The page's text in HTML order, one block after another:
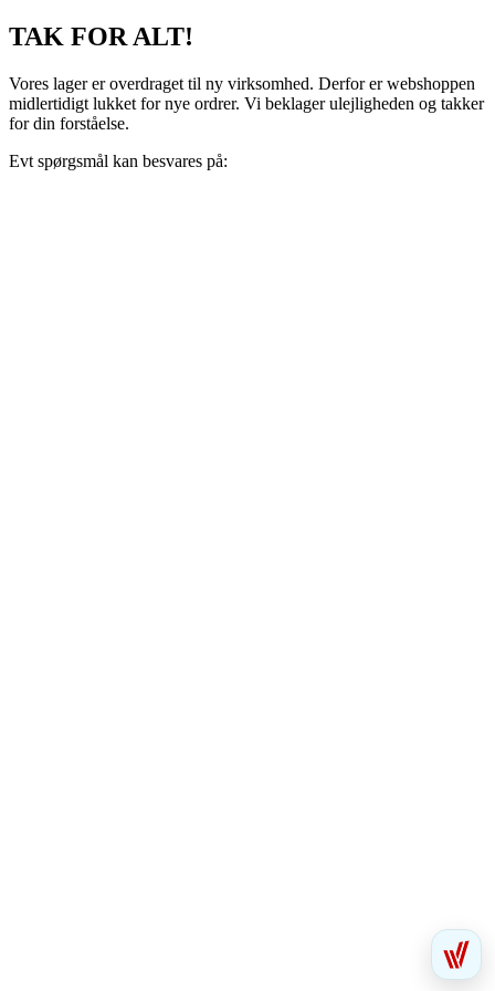
Videre
til
TAK FOR ALT!
Vores lager er overdraget til ny virksomhed. Derfor er webshoppen
midlertidigt lukket for nye ordrer. Vi beklager ulejligheden og takker
for din forståelse.
Evt spørgsmål kan besvares på: